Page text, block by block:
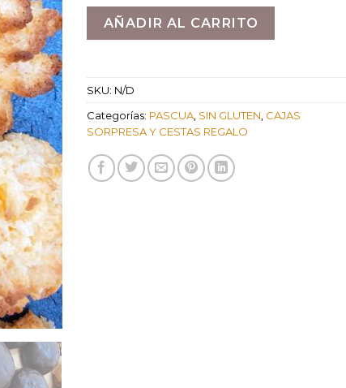
AÑADIR AL CARRITO
SKU: N/D
Categorías: PASCUA SIN GLUTEN CAJAS
SORPRESA Y CESTAS REGALO